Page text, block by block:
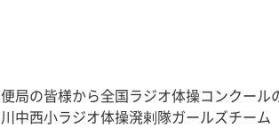
局の皆様から全国ラジオ体操コンクール
中西小ラジオ体操溌剌隊ガールズチーム